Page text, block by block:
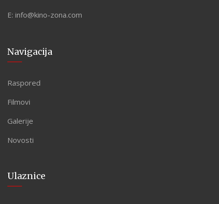
E: info@kino-zona.com
Navigacija
Raspored
Filmovi
Galerije
Novosti
Ulaznice